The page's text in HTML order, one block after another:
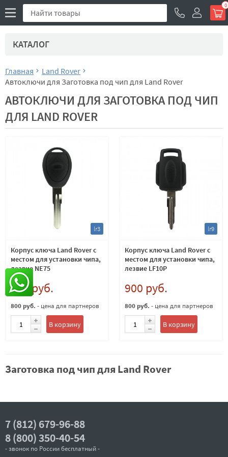
0
КАТАЛОГ
Главная
Land Rover
Автоключи для Заготовка под чип для Land Rover
АВТОКЛЮЧИ ДЛЯ ЗАГОТОВКА ПОД ЧИП
ДЛЯ LAND ROVER
lr3
Корпус ключа Land Rover с
местом для установки чипа,
лезвие NE75
900 руб.
800 руб. - цена для партнеров
В корзину
lr9
Корпус ключа Land Rover с
местом для установки чипа,
лезвие LF10P
900 руб.
800 руб. - цена для партнеров
В корзину
Заготовка под чип для Land Rover
7 (812) 679-96-88
8 (800) 350-40-54
- звонок по России бесплатный -